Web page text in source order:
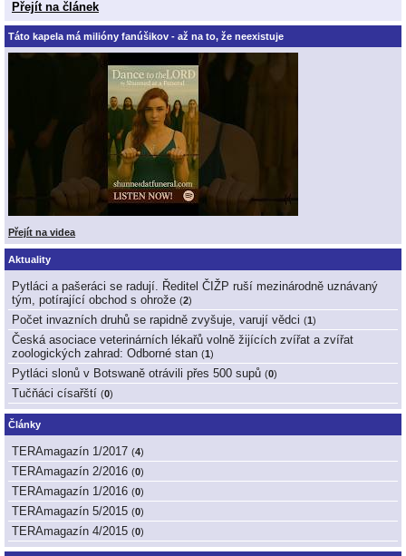
Přejít na článek
Táto kapela má milióny fanúšikov - až na to, že neexistuje
Přejít na videa
Aktuality
Pytláci a pašeráci se radují. Ředitel ČIŽP ruší mezinárodně uznávaný
tým, potírající obchod s ohrože (2)
Počet invazních druhů se rapidně zvyšuje, varují vědci (1)
Česká asociace veterinárních lékařů volně žijících zvířat a zvířat
zoologických zahrad: Odborné stan (1)
Pytláci slonů v Botswaně otrávili přes 500 supů (0)
Tučňáci císařští (0)
Články
TERAmagazín 1/2017 (4)
TERAmagazín 2/2016 (0)
TERAmagazín 1/2016 (0)
TERAmagazín 5/2015 (0)
TERAmagazín 4/2015 (0)